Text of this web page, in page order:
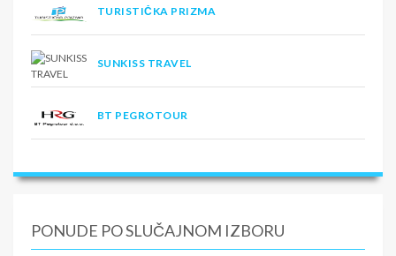
TURISTIČKA PRIZMA
SUNKISS TRAVEL
BT PEGROTOUR
PONUDE PO SLUČAJNOM IZBORU